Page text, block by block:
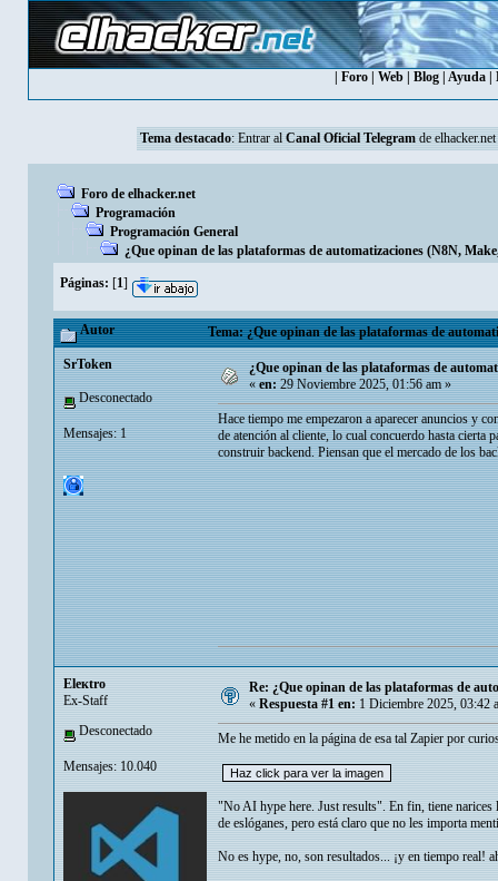
Foro Web Blog Ayuda
Tema destacado: Entrar al Canal Oficial Telegramde elhacker.net
Foro de elhacker.net
Programación
Programación General
¿Que opinan de las plataformas de automatizaciones (N8N,
Páginas: [1]
Autor Tema: ¿Que opinan de las plataformas de
SrToken
Desconectado
Mensajes: 1
¿Que opinan de las plataformas de
«en:29 Noviembre 2025, 01:56 am »
Hace tiempo me empezaron a aparecer anuncios y
de atención al cliente, lo cual concuerdo hasta cierta
construir backend. Piensan que el mercado de los
Eleкtro
Ex-Staff
Desconectado
Mensajes: 10.040
Re: ¿Que opinan de las plataformas de
« Respuesta #1 en: 1 Diciembre 2025, 03:42
Me he metido en la página de esa tal Zapier por
"No AI hype here. Just results". En fin, tiene narices
de eslóganes, pero está claro que no les importa
No es hype, no, son resultados... ¡y en tiempo real!